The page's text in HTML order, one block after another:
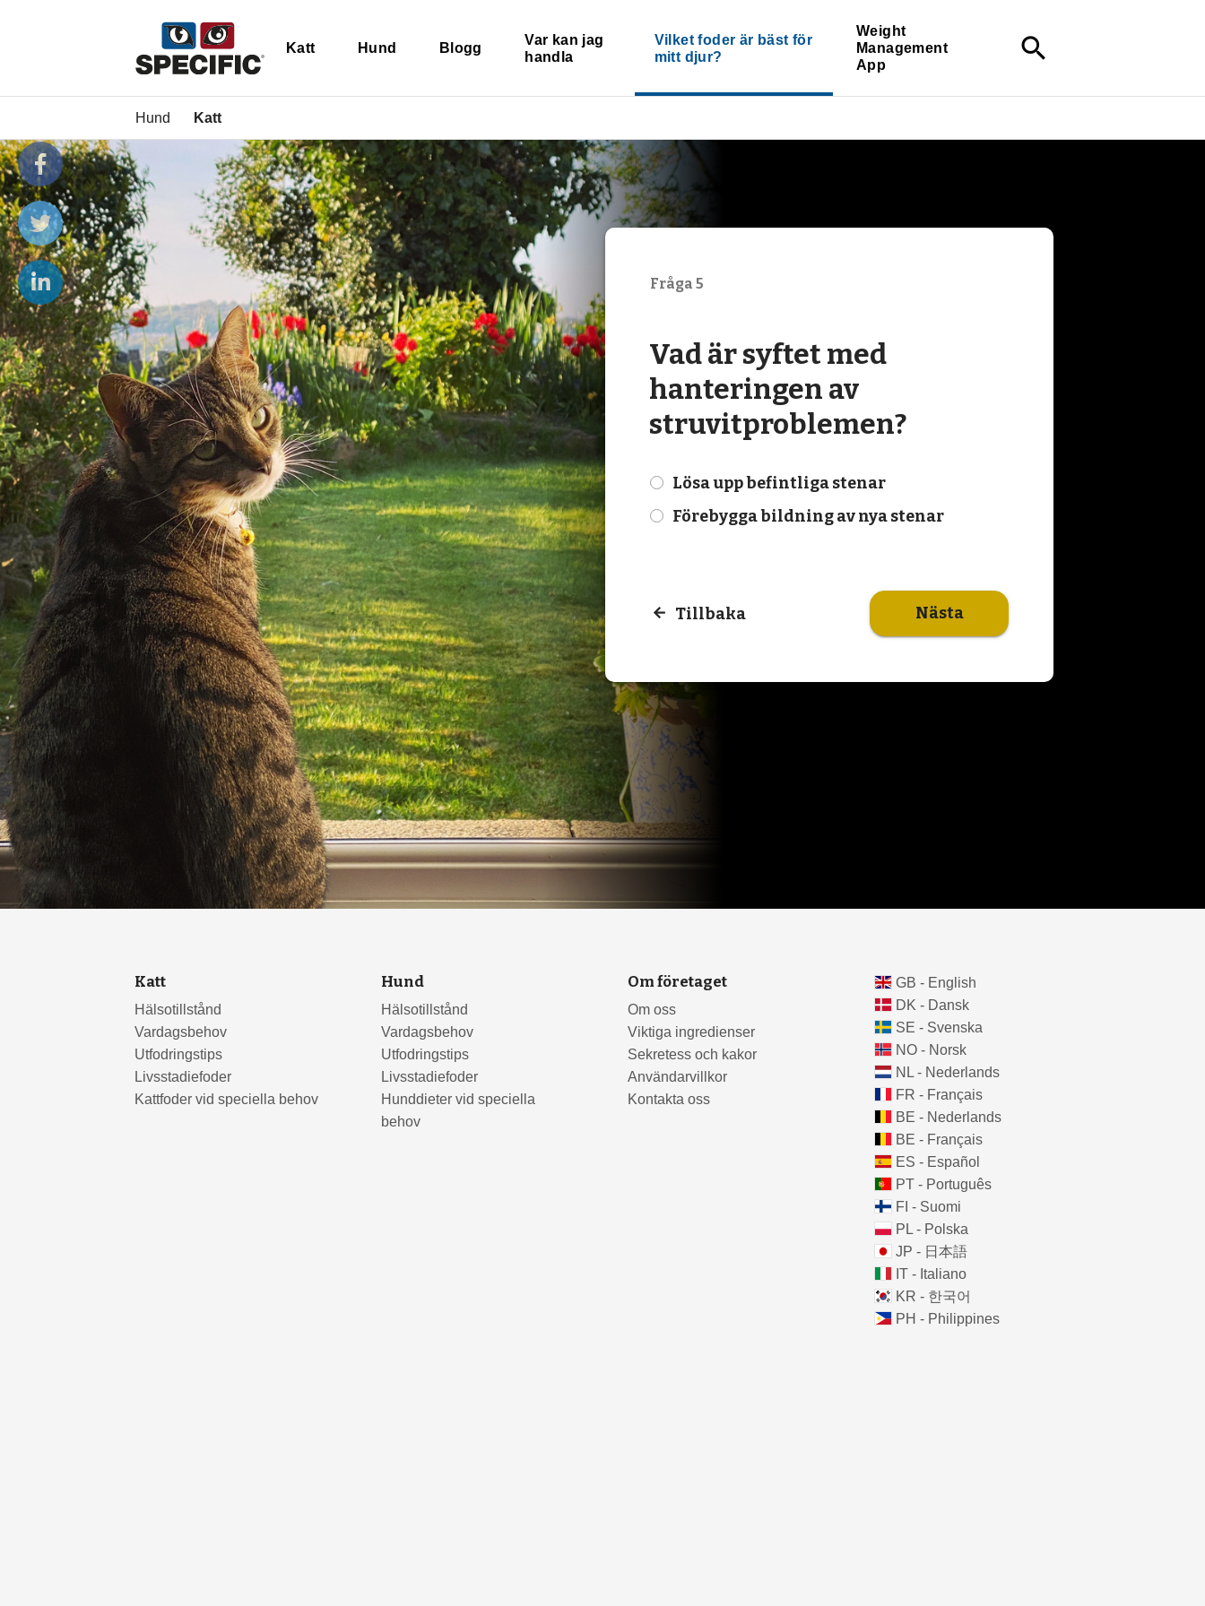
Katt Hund Blogg
Var kan jag
handla
Vilket foder är bäst för
mitt djur?
Weight
Management
App
search
Hund Katt
Fråga 5
Vad är syftet med
hanteringen av
struvitproblemen?
check Lösa upp befintliga stenar
check Förebygga bildning av nya stenar
Tillbaka Nästa
Katt
Hälsotillstånd
Vardagsbehov
Utfodringstips
Livsstadiefoder
Kattfoder vid speciella behov
Hund
Hälsotillstånd
Vardagsbehov
Utfodringstips
Livsstadiefoder
Hunddieter vid speciella
behov
Om företaget
Om oss
Viktiga ingredienser
Sekretess och kakor
Användarvillkor
Kontakta oss
GB - English
DK - Dansk
SE - Svenska
NO - Norsk
NL - Nederlands
FR - Français
BE - Nederlands
BE - Français
ES - Español
PT - Português
FI - Suomi
PL - Polska
JP - 日本語
IT - Italiano
KR - 한국어
PH - Philippines